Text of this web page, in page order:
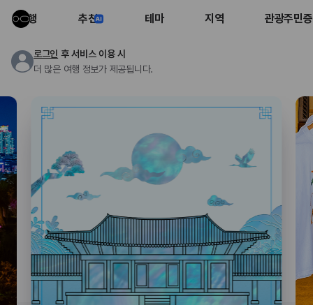
여행 추천 테마 지역 관광주민증
로그인 후 서비스 이용 시
더 많은 여행 정보가 제공됩니다.